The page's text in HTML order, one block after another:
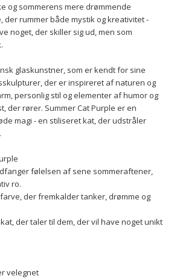
og sommerens mere drømmende
der rummer både mystik og kreativitet -
noget, der skiller sig ud, men som
glaskunstner, som er kendt for sine
der er inspireret af naturen og
personlig stil og elementer af humor og
der rører. Summer Cat Purple er en
magi - en stiliseret kat, der udstråler
følelsen af sene sommeraftener,
ro.
der fremkalder tanker, drømme og
der taler til dem, der vil have noget unikt
velegnet